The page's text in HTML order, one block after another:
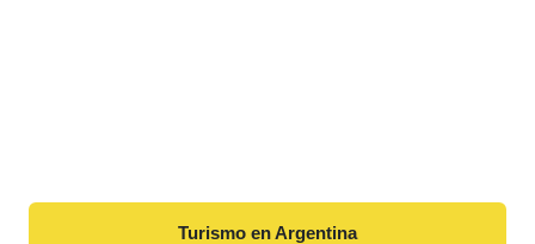
Turismo en Argentina